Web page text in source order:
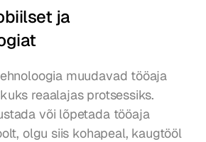
ja
muudavad tööaja
reaalajas protsessiks.
või lõpetada tööaja
olgu siis kohapeal, kaugtööl